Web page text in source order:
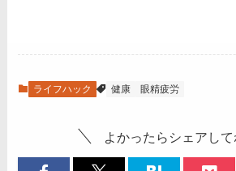
ライフハック 健康 眼精疲労
よかったらシェアして